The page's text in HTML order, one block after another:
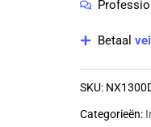
403-
Betaal
SKU:
Categorieën: